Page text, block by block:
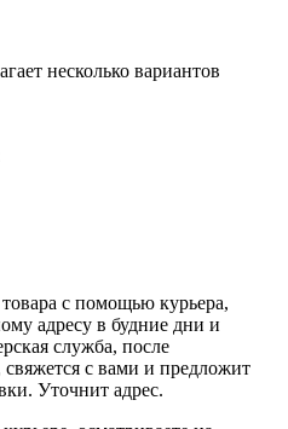
несколько вариантов
с помощью курьера,
адресу в будние дни и
служба, после
свяжется с вами и предложит
Уточнит адрес.